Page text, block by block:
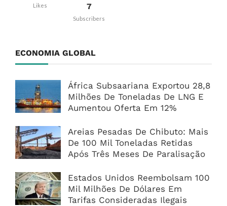
Likes 7
Subscribers
ECONOMIA GLOBAL
África Subsaariana Exportou 28,8
Milhões De Toneladas De LNG E
Aumentou Oferta Em 12%
Areias Pesadas De Chibuto: Mais
De 100 Mil Toneladas Retidas
Após Três Meses De Paralisação
Estados Unidos Reembolsam 100
Mil Milhões De Dólares Em
Tarifas Consideradas Ilegais